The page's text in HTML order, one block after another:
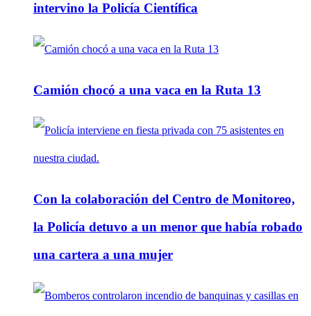
intervino la Policía Científica
Camión chocó a una vaca en la Ruta 13
Con la colaboración del Centro de Monitoreo,
la Policía detuvo a un menor que había robado
una cartera a una mujer